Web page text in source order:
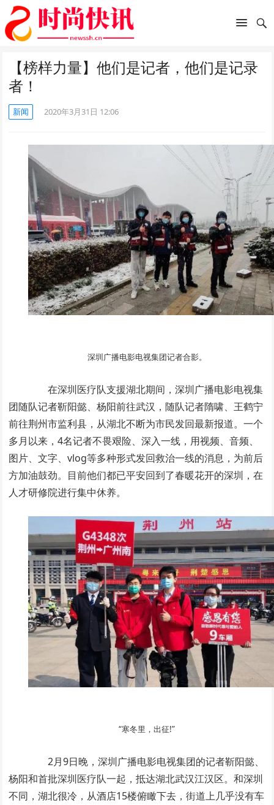
【榜样力量】他们是记者，他们是记录
者！
新闻 2020年3月31日 12:06
深圳广播电影电视集团记者合影。
在深圳医疗队支援湖北期间，深圳广播电影电视集
团随队记者靳阳懿、杨阳前往武汉，随队记者隋啸、王鹤宁
前往荆州市监利县，从湖北不断为市民发回最新报道。一个
多月以来，4名记者不畏艰险、深入一线，用视频、音频、
图片、文字、vlog等多种形式发回救治一线的消息，为前后
方加油鼓劲。目前他们都已平安回到了春暖花开的深圳，在
人才研修院进行集中休养。
“寒冬里，出征!”
2月9日晚，深圳广播电影电视集团的记者靳阳懿、
杨阳和首批深圳医疗队一起，抵达湖北武汉江汉区。和深圳
不同，湖北很冷，从酒店15楼俯瞰下去，街道上几乎没有车